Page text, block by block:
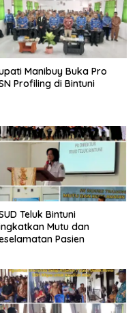
Manibuy Buka Pro
Profiling di Bintuni
Teluk Bintuni
Mutu dan
Pasien